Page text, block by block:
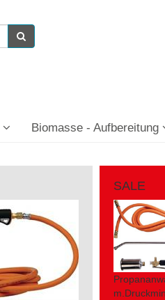
Biomasse - Aufbereitung
SALE